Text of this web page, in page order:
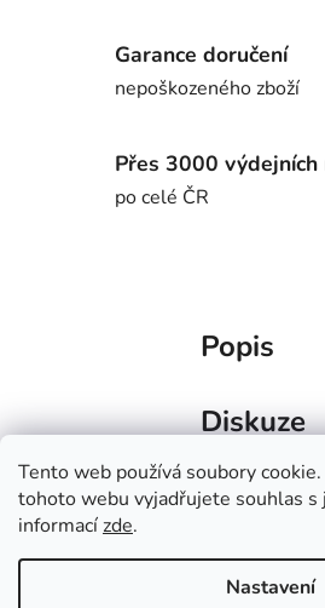
Tento web používá soubory
tohoto webu vyjadřujete souhlas s
informacízde.
Nastavení
Garance doručení
nepoškozeného zboží
Přes 3000 výdejních
po celé ČR
Popis
Diskuze